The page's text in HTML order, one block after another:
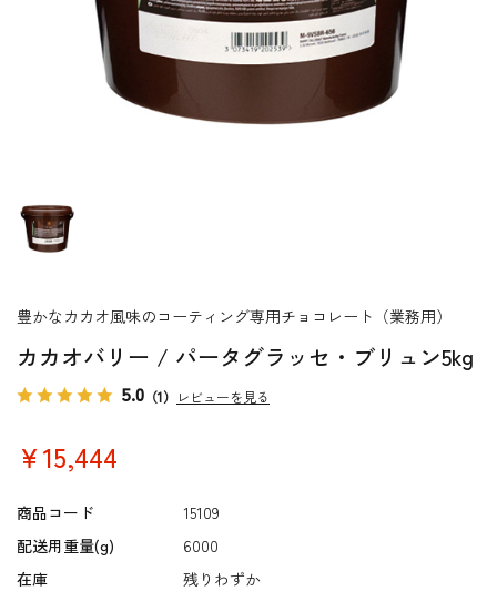
カカオバリー / パータグラッセ・ブリュン5kg
5.0 （1） レビューを見る
豊かなカカオ風味のコーティング専用チョコレート（業務用）
￥15,444
商品コード
15109
配送用重量(g)
6000
在庫
残りわずか